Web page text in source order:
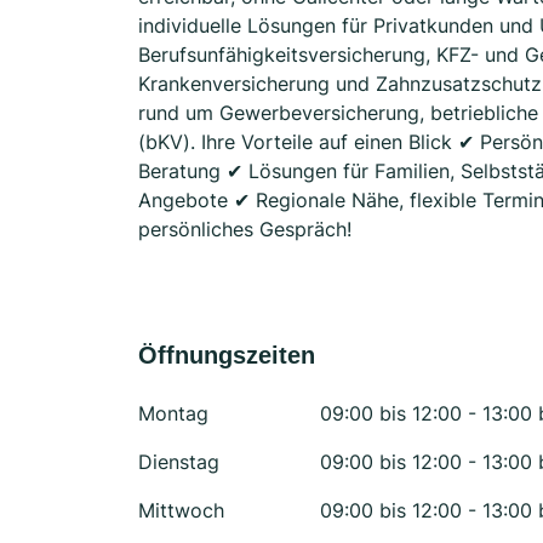
individuelle Lösungen für Privatkunden
Berufsunfähigkeitsversicherung, KFZ- und
Krankenversicherung und
rund um Gewerbeversicherung,
(bKV). Ihre Vorteile auf einen Blick ✔
Beratung ✔ Lösungen für Familien,
Angebote ✔ Regionale Nähe, flexible
persönliches Gespräch!
Öffnungszeiten
Montag
09:00 bis 12:00 - 13:00
Dienstag
09:00 bis 12:00 - 13:00
Mittwoch
09:00 bis 12:00 - 13:00